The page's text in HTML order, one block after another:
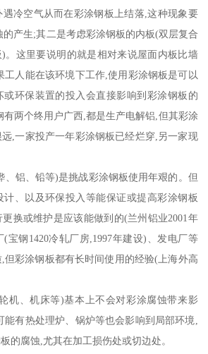
冷空气从而在彩涂钢板上结落,这种现象要
产生;其二是考虑彩涂钢板的内板(双层复合
。这里要说明的就是相对来说屋面内板比墙
工人能在该环境下工作,使用彩涂钢板是可以
或环保装置的投入会直接影响到彩涂钢板的
两个终用户广西,都是生产电解铝,但其彩涂
,一家投产一年彩涂钢板已经烂穿,另一家现
、铝、铅等)是挑战彩涂钢板使用年艰的。但
、以及环保投入等能保证或提高彩涂钢板
换或维护是应该能做到的(兰州铝业2001年
宝钢1420冷轧厂房,1997年建设)、发电厂等
但彩涂钢板都有长时间使用的经验(上海外高
机、机床等)基本上不会对彩涂腐蚀带来影
有热处理炉、锅炉等也会影响到局部环境,
的腐蚀,尤其在加工损伤处或切边处。